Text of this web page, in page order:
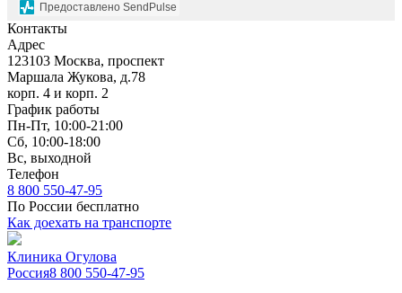
Предоставлено SendPulse
Контакты
Адрес
123103 Москва, проспект
Маршала Жукова, д.78
корп. 4 и корп. 2
График работы
Пн-Пт, 10:00-21:00
Сб, 10:00-18:00
Вс, выходной
Телефон
8 800 550-47-95
По России бесплатно
Как доехать на транспорте
Клиника Огулова
Россия8 800 550-47-95